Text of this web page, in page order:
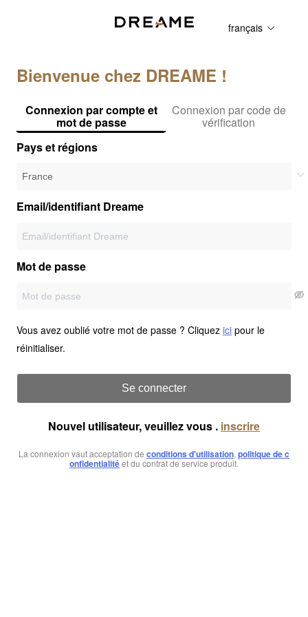
français
Bienvenue chez DREAME !
Connexion par compte et
mot de passe
Connexion par code de
vérification
Pays et régions
Email/identifiant Dreame
Mot de passe
Vous avez oublié votre mot de passe ? Cliquez ici pour le
réinitialiser.
Se connecter
Nouvel utilisateur, veuillez vous . inscrire
La connexion vaut acceptation de conditions d'utilisation, politique de c
onfidentialitéet du contrat de service produit.